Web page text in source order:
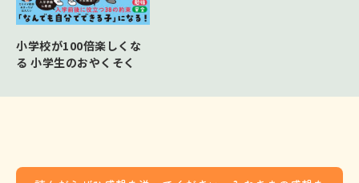
小学校が100倍楽しくな
る 小学生のおやくそく